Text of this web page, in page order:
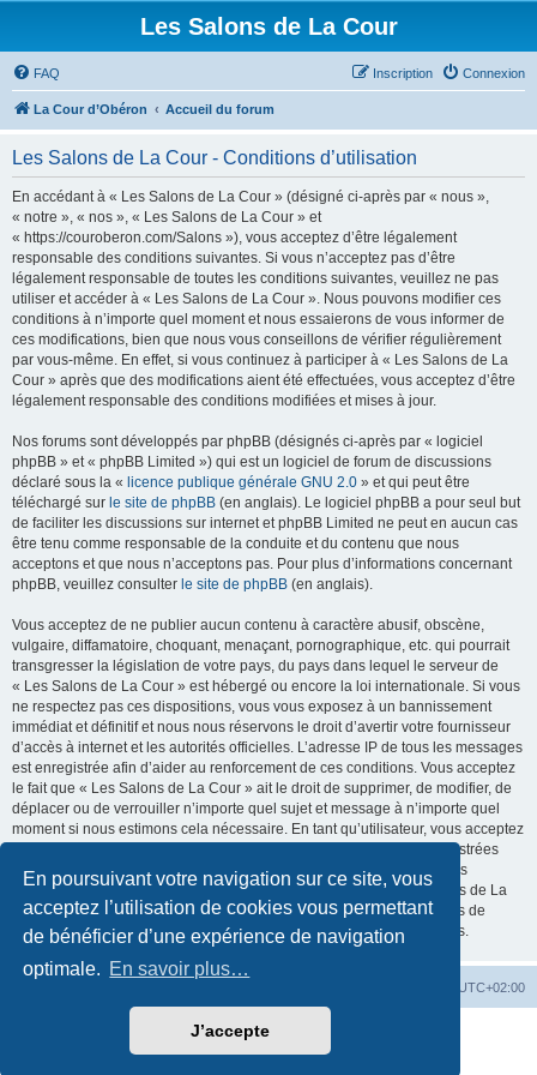
En poursuivant votre navigation sur ce site, vous
acceptez l’utilisation de cookies vous permettant
de bénéficier d’une expérience de navigation
optimale. En savoir plus…
J’accepte
Les Salons de La Cour
FAQ Connexion
Inscription
La Cour d’Obéron Accueil du forum
Les Salons de La Cour - Conditions d’utilisation
En accédant à « Les Salons de La Cour » (désigné ci-après par « nous »,
« notre », « nos », « Les Salons de La Cour » et
« https://couroberon.com/Salons »), vous acceptez d’être légalement
responsable des conditions suivantes. Si vous n’acceptez pas d’être
légalement responsable de toutes les conditions suivantes, veuillez ne pas
utiliser et accéder à « Les Salons de La Cour ». Nous pouvons modifier ces
conditions à n’importe quel moment et nous essaierons de vous informer de
ces modifications, bien que nous vous conseillons de vérifier régulièrement
par vous-même. En effet, si vous continuez à participer à « Les Salons de La
Cour » après que des modifications aient été effectuées, vous acceptez d’être
légalement responsable des conditions modifiées et mises à jour.
Nos forums sont développés par phpBB (désignés ci-après par « logiciel
phpBB » et « phpBB Limited ») qui est un logiciel de forum de discussions
déclaré sous la « licence publique générale GNU 2.0 » et qui peut être
téléchargé sur le site de phpBB (en anglais). Le logiciel phpBB a pour seul but
de faciliter les discussions sur internet et phpBB Limited ne peut en aucun cas
être tenu comme responsable de la conduite et du contenu que nous
acceptons et que nous n’acceptons pas. Pour plus d’informations concernant
phpBB, veuillez consulter le site de phpBB (en anglais).
Vous acceptez de ne publier aucun contenu à caractère abusif, obscène,
vulgaire, diffamatoire, choquant, menaçant, pornographique, etc. qui pourrait
transgresser la législation de votre pays, du pays dans lequel le serveur de
« Les Salons de La Cour » est hébergé ou encore la loi internationale. Si vous
ne respectez pas ces dispositions, vous vous exposez à un bannissement
immédiat et définitif et nous nous réservons le droit d’avertir votre fournisseur
d’accès à internet et les autorités officielles. L’adresse IP de tous les messages
est enregistrée afin d’aider au renforcement de ces conditions. Vous acceptez
le fait que « Les Salons de La Cour » ait le droit de supprimer, de modifier, de
déplacer ou de verrouiller n’importe quel sujet et message à n’importe quel
moment si nous estimons cela nécessaire. En tant qu’utilisateur, vous acceptez
que toutes les informations que vous avez renseignées soient enregistrées
dans notre base de données. Bien que ces informations ne seront pas
diffusées à une tierce partie sans votre consentement, ni « Les Salons de La
Cour », ni phpBB, ne pourront être tenus comme responsables en cas de
tentative de piratage informatique visant à compromettre vos données.
UTC+02:00
phpBB® Forum Software © phpBB Limited
©